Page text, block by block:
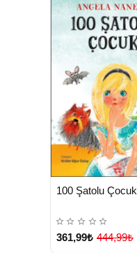
TESLİMAT
100 Şatolu Çocuk
361,99₺ 444,99₺